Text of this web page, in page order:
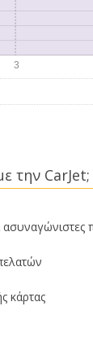
την CarJet;
κάρτας